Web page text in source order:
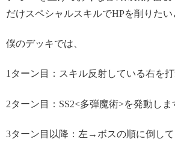
だけスペシャルスキルでHPを削りたい
僕のデッキでは、
1ターン目：スキル反射している右を打
2ターン目：SS2<多弾魔術>を発動しま
3ターン目以降：左→ボスの順に倒して